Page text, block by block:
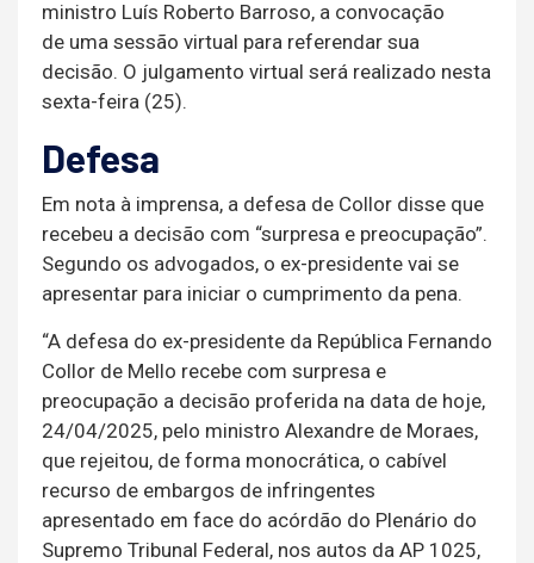
ministro Luís Roberto Barroso, a convocação
de uma sessão virtual para referendar sua
decisão. O julgamento virtual será realizado nesta
sexta-feira (25).
Defesa
Em nota à imprensa, a defesa de Collor disse que
recebeu a decisão com “surpresa e preocupação”.
Segundo os advogados, o ex-presidente vai se
apresentar para iniciar o cumprimento da pena.
“A defesa do ex-presidente da República Fernando
Collor de Mello recebe com surpresa e
preocupação a decisão proferida na data de hoje,
24/04/2025, pelo ministro Alexandre de Moraes,
que rejeitou, de forma monocrática, o cabível
recurso de embargos de infringentes
apresentado em face do acórdão do Plenário do
Supremo Tribunal Federal, nos autos da AP 1025,